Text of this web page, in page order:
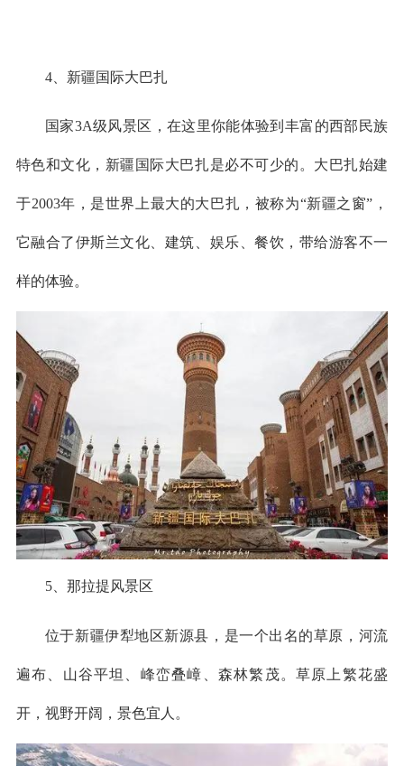
4、新疆国际大巴扎
国家3A级风景区，在这里你能体验到丰富的西部民族
特色和文化，新疆国际大巴扎是必不可少的。大巴扎始建
于2003年，是世界上最大的大巴扎，被称为“新疆之窗”，
它融合了伊斯兰文化、建筑、娱乐、餐饮，带给游客不一
样的体验。
5、那拉提风景区
位于新疆伊犁地区新源县，是一个出名的草原，河流
遍布、山谷平坦、峰峦叠嶂、森林繁茂。草原上繁花盛
开，视野开阔，景色宜人。